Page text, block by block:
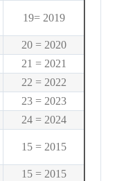
19= 2019
20 = 2020
21 = 2021
22 = 2022
23 = 2023
24 = 2024
15 = 2015
15 = 2015